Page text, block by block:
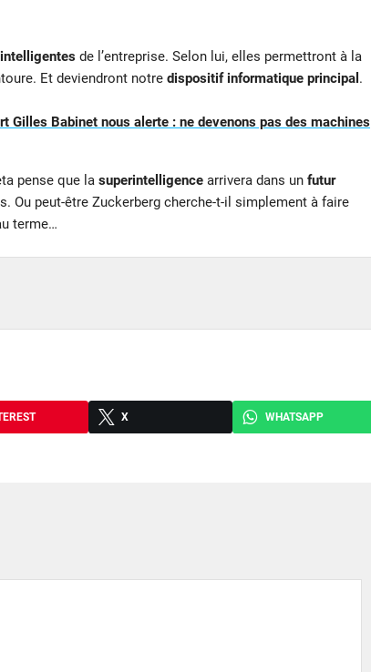
de l’entreprise. Selon lui, elles permettront à la
Et deviendront notre dispositif informatique principal .
Gilles Babinet nous alerte : ne devenons pas des machines
pense que la superintelligencearrivera dans un futur
Ou peut-être Zuckerberg cherche-t-il simplement à faire
terme…
X WHATSAPP